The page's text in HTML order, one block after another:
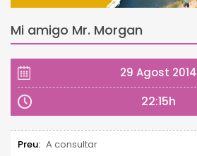
Mi amigo Mr. Morgan
29 Agost 2014
22:15h
Preu: A consultar